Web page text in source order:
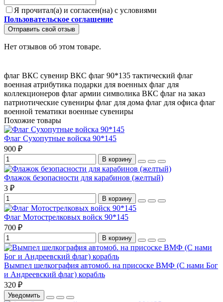
Я прочитал(а) и согласен(на) с условиями
Пользовательское соглашение
Отправить свой отзыв
Нет отзывов об этом товаре.
флаг ВКС сувенир ВКС флаг 90*135 тактический флаг
военная атрибутика подарки для военных флаг для
коллекционеров флаг армии символика ВКС флаг на заказ
патриотические сувениры флаг для дома флаг для офиса флаг
военной тематики военные сувениры
Похожие товары
Флаг Сухопутные войска 90*145
900 ₽
В корзину
Флажок безопасности для карабинов (желтый)
3 ₽
В корзину
Флаг Мотострелковых войск 90*145
700 ₽
В корзину
Вымпел шелкография автомоб. на присоске ВМФ (С нами Бог
и Андреевский флаг) корабль
320 ₽
Уведомить